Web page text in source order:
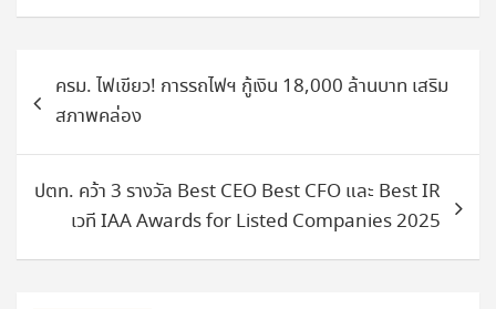
แนะแนว
เรื่องครม. ไฟเขียว! การรถไฟฯ กู้เงิน 18,000 ล้านบาท เสริม
สภาพคล่อง
ปตท. คว้า 3 รางวัล Best CEO Best CFO และ Best IR
เวที IAA Awards for Listed Companies 2025